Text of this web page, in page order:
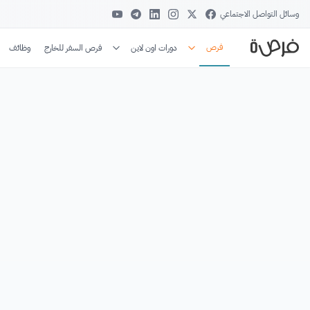
وسائل التواصل الاجتماعي
فرص دورات اون لاين فرص السفر للخارج وظائف